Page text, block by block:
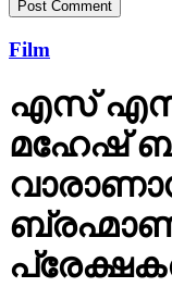
Film
എസ് എസ്
മഹേഷ്